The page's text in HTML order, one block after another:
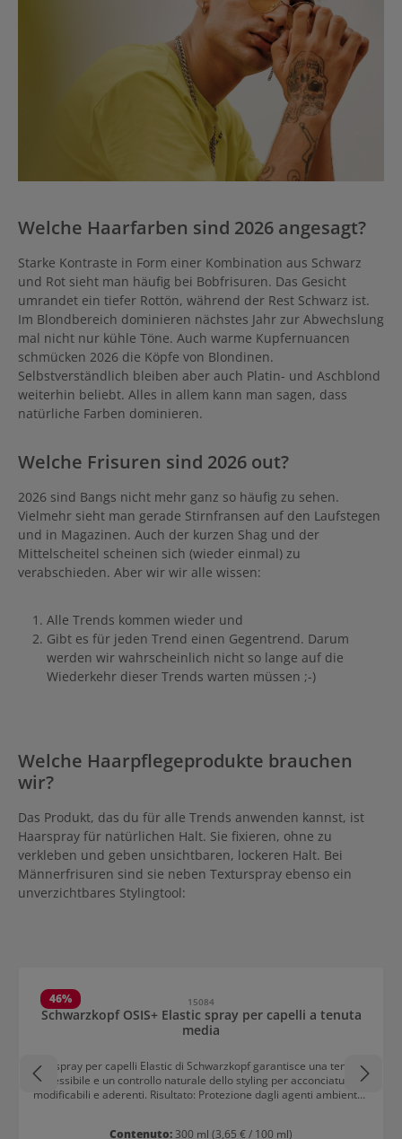
Welche Haarfarben sind 2026 angesagt?
Starke Kontraste in Form einer Kombination aus Schwarz
und Rot sieht man häufig bei Bobfrisuren. Das Gesicht
umrandet ein tiefer Rottön, während der Rest Schwarz ist.
Im Blondbereich dominieren nächstes Jahr zur Abwechslung
mal nicht nur kühle Töne. Auch warme Kupfernuancen
schmücken 2026 die Köpfe von Blondinen.
Selbstverständlich bleiben aber auch Platin- und Aschblond
weiterhin beliebt. Alles in allem kann man sagen, dass
natürliche Farben dominieren.
Welche Frisuren sind 2026 out?
2026 sind Bangs nicht mehr ganz so häufig zu sehen.
Vielmehr sieht man gerade Stirnfransen auf den Laufstegen
und in Magazinen. Auch der kurzen Shag und der
Mittelscheitel scheinen sich (wieder einmal) zu
verabschieden. Aber wir wir alle wissen:
Alle Trends kommen wieder und
Gibt es für jeden Trend einen Gegentrend. Darum
werden wir wahrscheinlich nicht so lange auf die
Wiederkehr dieser Trends warten müssen ;-)
Welche Haarpflegeprodukte brauchen
wir?
Das Produkt, das du für alle Trends anwenden kannst, ist
Haarspray für natürlichen Halt. Sie fixieren, ohne zu
verkleben und geben unsichtbaren, lockeren Halt. Bei
Männerfrisuren sind sie neben Texturspray ebenso ein
unverzichtbares Stylingtool:
46% 15084
Schwarzkopf OSIS+ Elastic spray per capelli a tenuta
media
Lo spray per capelli Elastic di Schwarzkopf garantisce una tenuta
flessibile e un controllo naturale dello styling per acconciature
modificabili e aderenti. Risultato: Protezione dagli agenti ambientali
Contenuto: 300 ml (3,65 € / 100 ml)